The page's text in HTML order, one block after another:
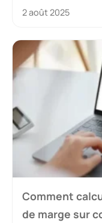
2 août 2025
Comment
de marge sur